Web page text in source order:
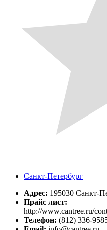
Санкт-Петербург
Адрес: 195030 Санкт-
Прайс лист:
http://www.cantree.ru/
Телефон: (812) 336-